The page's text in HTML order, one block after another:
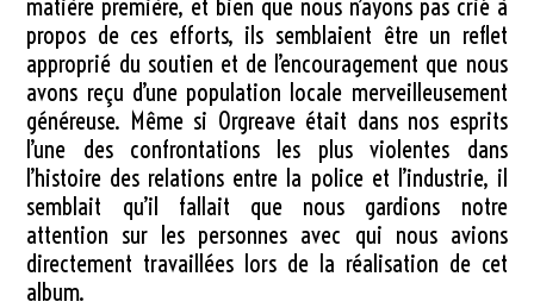
matière première, et bien que nous n’ayons pas crié à
propos de ces efforts, ils semblaient être un reflet
approprié du soutien et de l’encouragement que nous
avons reçu d’une population locale merveilleusement
généreuse. Même si Orgreave était dans nos esprits
l’une des confrontations les plus violentes dans
l’histoire des relations entre la police et l’industrie, il
semblait qu’il fallait que nous gardions notre
attention sur les personnes avec qui nous avions
directement travaillées lors de la réalisation de cet
album.